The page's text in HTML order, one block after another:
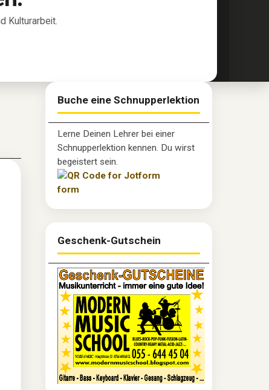
Kulturarbeit.
Buche eine Schnupperlektion
Lerne Deinen Lehrer bei einer
Schnupperlektion kennen. Du wirst
begeistert sein.
Geschenk-Gutschein